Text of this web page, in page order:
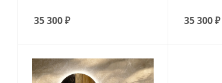
35 300₽ 35 300₽